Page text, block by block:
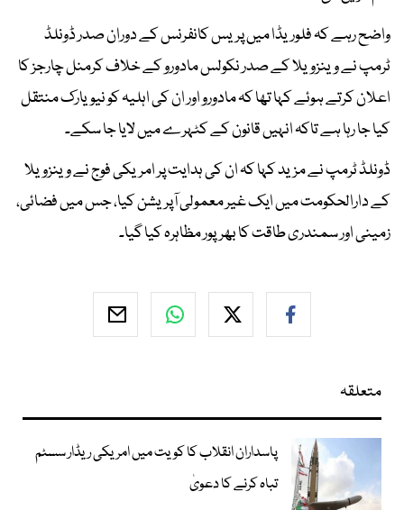
واضح رہے کہ فلوریڈا میں پریس کانفرنس کے دوران صدر ڈونلڈ
ٹرمپ نے وینزویلا کے صدر نکولس مادورو کے خلاف کرمنل چارجز کا
اعلان کرتے ہوئے کہا تھا کہ مادورو اور ان کی اہلیہ کو نیویارک منتقل
کیا جا رہا ہے تاکہ انہیں قانون کے کٹہرے میں لایا جا سکے۔
ڈونلڈ ٹرمپ نے مزید کہا کہ ان کی ہدایت پر امریکی فوج نے وینزویلا
کے دارالحکومت میں ایک غیر معمولی آپریشن کیا، جس میں فضائی،
زمینی اور سمندری طاقت کا بھرپور مظاہرہ کیا گیا۔
متعلقہ
پاسداران انقلاب کا کویت میں امریکی ریڈار سسٹم
تباہ کرنے کا دعویٰ